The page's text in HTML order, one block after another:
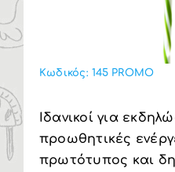
Κωδικός:145 PROMO
Ιδανικοί για
προωθητικές
πρωτότυπος και